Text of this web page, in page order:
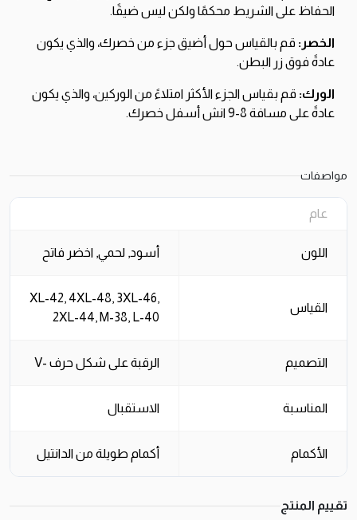
الحفاظ على الشريط محكمًا ولكن ليس ضيقًا.
الخصر: قم بالقياس حول أضيق جزء من خصرك، والذي يكون
عادةً فوق زر البطن.
الورك: قم بقياس الجزء الأكثر امتلاءً من الوركين، والذي يكون
عادةً على مسافة 8-9 انش أسفل خصرك.
مواصفات
عام
اللون أسود, لحمي, اخضر فاتح
القياس
XL-42, 4XL-48, 3XL-46,
2XL-44, M-38, L-40
التصميم الرقبة على شكل حرف -V
المناسبة الاستقبال
الأكمام أكمام طويلة من الدانتيل
تقييم المنتج